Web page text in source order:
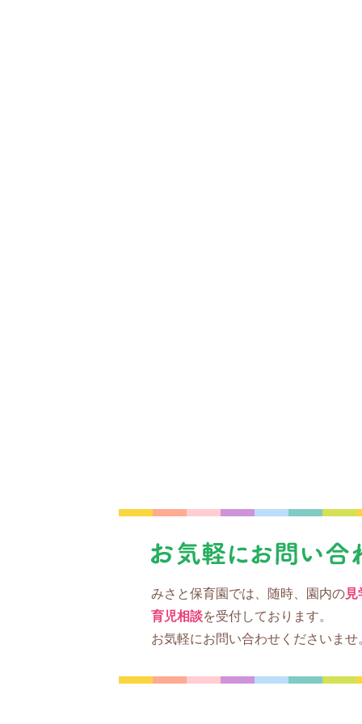
みさと保育園では、随時、園内の
育児相談を受付しております。
お気軽にお問い合わせくださいませ